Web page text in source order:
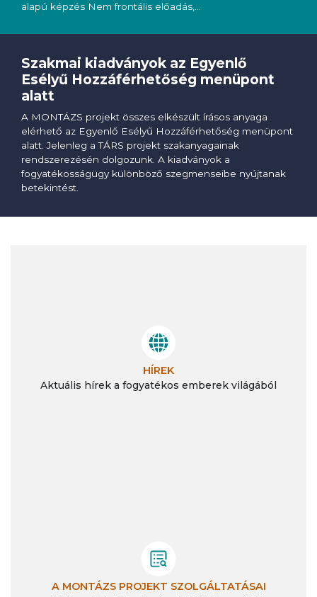
alapú képzés Nem frontális előadás,…
Szakmai kiadványok az Egyenlő
Esélyű Hozzáférhetőség menüpont
alatt
A MONTÁZS projekt összes elkészült írásos anyaga
elérhető az Egyenlő Esélyű Hozzáférhetőség menüpont
alatt. Jelenleg a TÁRS projekt szakanyagainak
rendszerezésén dolgozunk. A kiadványok a
fogyatékosságügy különböző szegmenseibe nyújtanak
betekintést.
HÍREK
Aktuális hírek a fogyatékos emberek világából
A MONTÁZS PROJEKT SZOLGÁLTATÁSAI